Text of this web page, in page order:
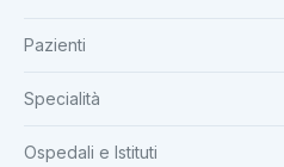
Pazienti
Specialità
Ospedali e Istituti